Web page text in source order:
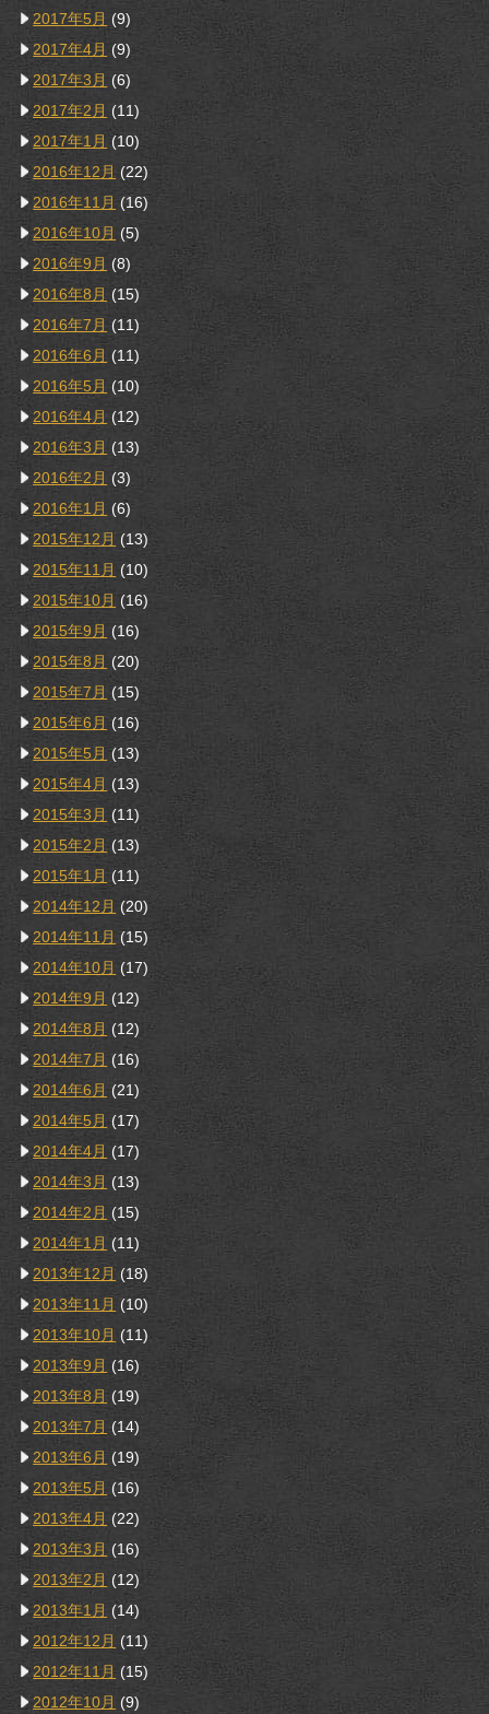
2017年5月 (9)
2017年4月 (9)
2017年3月 (6)
2017年2月 (11)
2017年1月 (10)
2016年12月 (22)
2016年11月 (16)
2016年10月 (5)
2016年9月 (8)
2016年8月 (15)
2016年7月 (11)
2016年6月 (11)
2016年5月 (10)
2016年4月 (12)
2016年3月 (13)
2016年2月 (3)
2016年1月 (6)
2015年12月 (13)
2015年11月 (10)
2015年10月 (16)
2015年9月 (16)
2015年8月 (20)
2015年7月 (15)
2015年6月 (16)
2015年5月 (13)
2015年4月 (13)
2015年3月 (11)
2015年2月 (13)
2015年1月 (11)
2014年12月 (20)
2014年11月 (15)
2014年10月 (17)
2014年9月 (12)
2014年8月 (12)
2014年7月 (16)
2014年6月 (21)
2014年5月 (17)
2014年4月 (17)
2014年3月 (13)
2014年2月 (15)
2014年1月 (11)
2013年12月 (18)
2013年11月 (10)
2013年10月 (11)
2013年9月 (16)
2013年8月 (19)
2013年7月 (14)
2013年6月 (19)
2013年5月 (16)
2013年4月 (22)
2013年3月 (16)
2013年2月 (12)
2013年1月 (14)
2012年12月 (11)
2012年11月 (15)
2012年10月 (9)